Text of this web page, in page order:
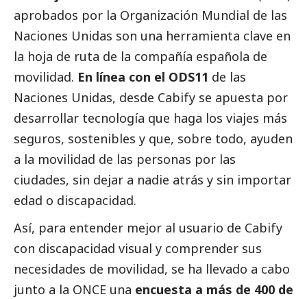
aprobados por la Organización Mundial de las
Naciones Unidas son una herramienta clave en
la hoja de ruta de la compañía española de
movilidad. En línea con el ODS11 de las
Naciones Unidas, desde Cabify se apuesta por
desarrollar tecnología que haga los viajes más
seguros, sostenibles y que, sobre todo, ayuden
a la movilidad de las personas por las
ciudades, sin dejar a nadie atrás y sin importar
edad o discapacidad.
Así, para entender mejor al usuario de Cabify
con discapacidad visual y comprender sus
necesidades de movilidad, se ha llevado a cabo
junto a la ONCE una encuesta a más de 400 de